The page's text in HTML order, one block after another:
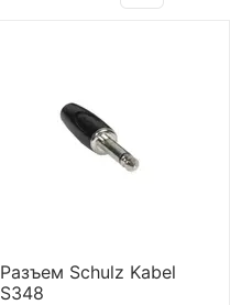
Разъем Schulz Kabel
S348